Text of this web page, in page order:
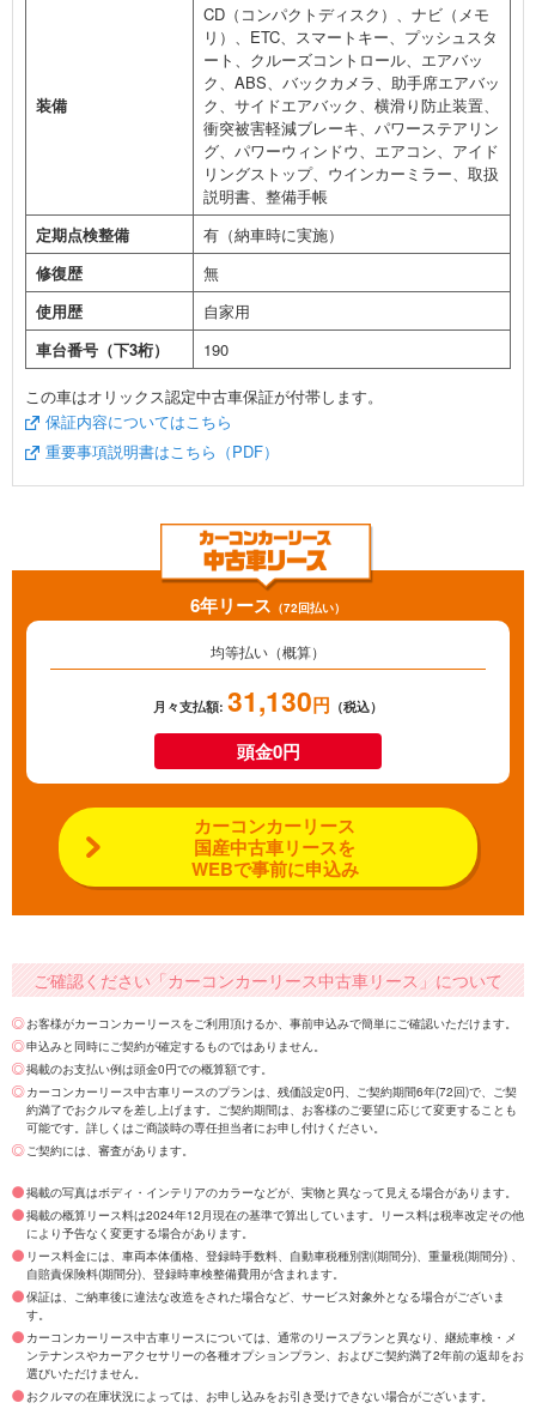
装備
CD（コンパクトディスク）、ナビ（メモ
リ）、ETC、スマートキー、プッシュスタ
ート、クルーズコントロール、エアバッ
ク、ABS、バックカメラ、助手席エアバッ
ク、サイドエアバック、横滑り防止装置、
衝突被害軽減ブレーキ、パワーステアリン
グ、パワーウィンドウ、エアコン、アイド
リングストップ、ウインカーミラー、取扱
説明書、整備手帳
定期点検整備
有（納車時に実施）
修復歴
無
使用歴
自家用
車台番号（下3桁）
190
この車はオリックス認定中古車保証が付帯します。
保証内容についてはこちら
重要事項説明書はこちら（PDF）
6年リース （72回払い）
均等払い（概算）
月々支払額: 31,130円 （税込）
頭金0円
カーコンカーリース
国産中古車リースを
WEBで事前に申込み
ご確認ください「カーコンカーリース中古車リース」について
お客様がカーコンカーリースをご利用頂けるか、事前申込みで簡単にご確認いただけます。
申込みと同時にご契約が確定するものではありません。
掲載のお支払い例は頭金0円での概算額です。
カーコンカーリース中古車リースのプランは、残価設定0円、ご契約期間6年(72回)で、ご契
約満了でおクルマを差し上げます。ご契約期間は、お客様のご要望に応じて変更することも
可能です。詳しくはご商談時の専任担当者にお申し付けください。
ご契約には、審査があります。
掲載の写真はボディ・インテリアのカラーなどが、実物と異なって見える場合があります。
掲載の概算リース料は2024年12月現在の基準で算出しています。リース料は税率改定その他
により予告なく変更する場合があります。
リース料金には、車両本体価格、登録時手数料、自動車税種別割(期間分)、重量税(期間分) 、
自賠責保険料(期間分)、登録時車検整備費用が含まれます。
保証は、ご納車後に違法な改造をされた場合など、サービス対象外となる場合がございま
す。
カーコンカーリース中古車リースについては、通常のリースプランと異なり、継続車検・メ
ンテナンスやカーアクセサリーの各種オプションプラン、およびご契約満了2年前の返却をお
選びいただけません。
おクルマの在庫状況によっては、お申し込みをお引き受けできない場合がございます。